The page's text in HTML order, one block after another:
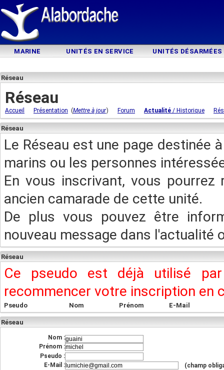
MARINE UNITÉS EN SERVICE UNITÉS DÉSARMÉES
Réseau
Réseau
Accueil Présentation (Mettre à jour) Forum Actualité / Historique
Réseau
Le Réseau est une page destinée
marins ou les personnes
En vous inscrivant, vous
ancien camarade de cette unité.
De plus vous pouvez être
nouveau message dans l'actualité
Réseau
Ce pseudo est déjà utilisé
recommencer votre inscription en
Pseudo Nom Prénom E-Mail
Réseau
Nom :
Prénom :
Pseudo :
E-Mail :
(champ